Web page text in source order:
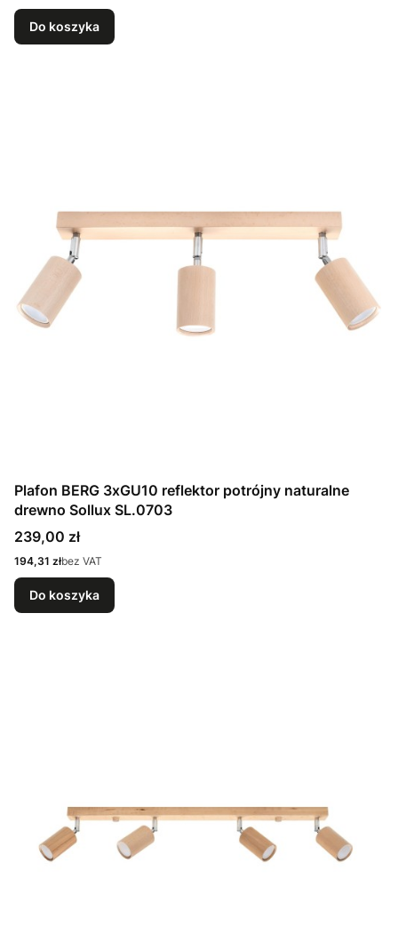
Do koszyka
Plafon BERG 3xGU10 reflektor potrójny naturalne
drewno Sollux SL.0703
Cena
239,00 zł
Cena
194,31 złbez VAT
Do koszyka